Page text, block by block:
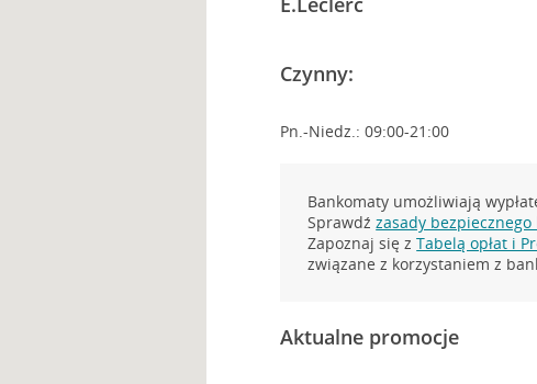
Czynny:
Pn.-Niedz.: 09:00-21:00
Bankomaty umożliwiają
Sprawdźzasady
Zapoznaj się zTabelą opłat i
związane z korzystaniem z
Aktualne promocje